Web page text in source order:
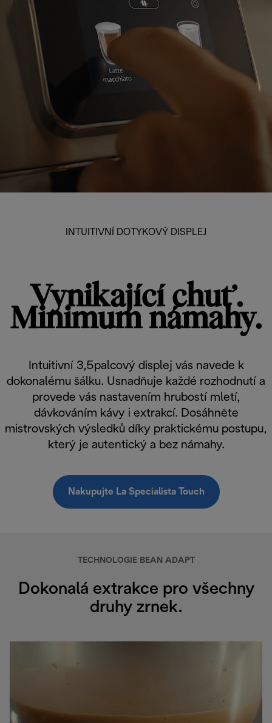
INTUITIVNÍ DOTYKOVÝ DISPLEJ
Vynikající chuť.
Minimum námahy.
Intuitivní 3,5palcový displej vás navede k
dokonalému šálku. Usnadňuje každé rozhodnutí a
provede vás nastavením hrubostí mletí,
dávkováním kávy i extrakcí. Dosáhněte
mistrovských výsledků díky praktickému postupu,
který je autentický a bez námahy.
Nakupujte La Specialista Touch
TECHNOLOGIE BEAN ADAPT
Dokonalá extrakce pro všechny
druhy zrnek.